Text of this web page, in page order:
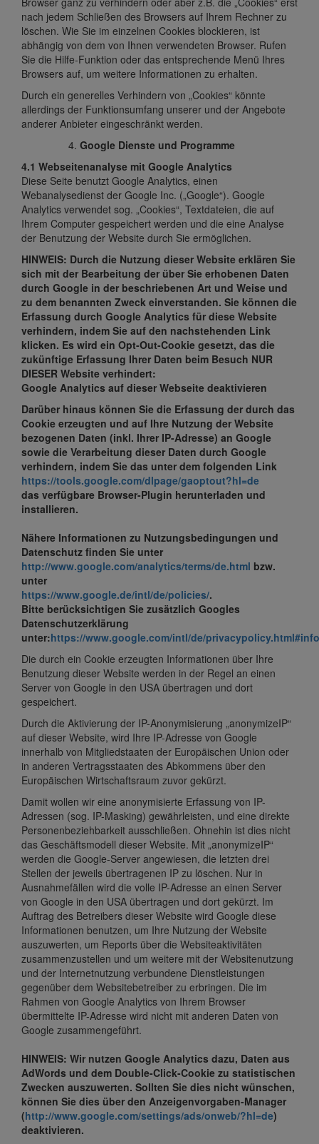
nach jedem Schließen des Browsers auf Ihrem Rechner zu
löschen. Wie Sie im einzelnen Cookies blockieren, ist
abhängig von dem von Ihnen verwendeten Browser. Rufen
Sie die Hilfe-Funktion oder das entsprechende Menü Ihres
Browsers auf, um weitere Informationen zu erhalten.
Durch ein generelles Verhindern von „Cookies“ könnte
allerdings der Funktionsumfang unserer und der Angebote
anderer Anbieter eingeschränkt werden.
Google Dienste und Programme
4.1 Webseitenanalyse mit Google Analytics
Diese Seite benutzt Google Analytics, einen
Webanalysedienst der Google Inc. („Google“). Google
Analytics verwendet sog. „Cookies“, Textdateien, die auf
Ihrem Computer gespeichert werden und die eine Analyse
der Benutzung der Website durch Sie ermöglichen.
HINWEIS: Durch die Nutzung dieser Website erklären Sie
sich mit der Bearbeitung der über Sie erhobenen Daten
durch Google in der beschriebenen Art und Weise und
zu dem benannten Zweck einverstanden. Sie können die
Erfassung durch Google Analytics für diese Website
verhindern, indem Sie auf den nachstehenden Link
klicken. Es wird ein Opt-Out-Cookie gesetzt, das die
zukünftige Erfassung Ihrer Daten beim Besuch NUR
DIESER Website verhindert:
Google Analytics auf dieser Webseite deaktivieren
Darüber hinaus können Sie die Erfassung der durch das
Cookie erzeugten und auf Ihre Nutzung der Website
bezogenen Daten (inkl. Ihrer IP-Adresse) an Google
sowie die Verarbeitung dieser Daten durch Google
verhindern, indem Sie das unter dem folgenden Link
https://tools.google.com/dlpage/gaoptout?hl=de
das verfügbare Browser-Plugin herunterladen und
installieren.
Nähere Informationen zu Nutzungsbedingungen und
Datenschutz finden Sie unter
http://www.google.com/analytics/terms/de.html bzw.
unter
https://www.google.de/intl/de/policies/.
Bitte berücksichtigen Sie zusätzlich Googles
Datenschutzerklärung
unter:https://www.google.com/intl/de/
Die durch ein Cookie erzeugten Informationen über Ihre
Benutzung dieser Website werden in der Regel an einen
Server von Google in den USA übertragen und dort
gespeichert.
Durch die Aktivierung der IP-Anonymisierung „anonymizeIP“
auf dieser Website, wird Ihre IP-Adresse von Google
innerhalb von Mitgliedstaaten der Europäischen Union oder
in anderen Vertragsstaaten des Abkommens über den
Europäischen Wirtschaftsraum zuvor gekürzt.
Damit wollen wir eine anonymisierte Erfassung von IP-
Adressen (sog. IP-Masking) gewährleisten, und eine direkte
Personenbeziehbarkeit ausschließen. Ohnehin ist dies nicht
das Geschäftsmodell dieser Website. Mit „anonymizeIP“
werden die Google-Server angewiesen, die letzten drei
Stellen der jeweils übertragenen IP zu löschen. Nur in
Ausnahmefällen wird die volle IP-Adresse an einen Server
von Google in den USA übertragen und dort gekürzt. Im
Auftrag des Betreibers dieser Website wird Google diese
Informationen benutzen, um Ihre Nutzung der Website
auszuwerten, um Reports über die Websiteaktivitäten
zusammenzustellen und um weitere mit der Websitenutzung
und der Internetnutzung verbundene Dienstleistungen
gegenüber dem Websitebetreiber zu erbringen. Die im
Rahmen von Google Analytics von Ihrem Browser
übermittelte IP-Adresse wird nicht mit anderen Daten von
Google zusammengeführt.
HINWEIS: Wir nutzen Google Analytics dazu, Daten aus
AdWords und dem Double-Click-Cookie zu statistischen
Zwecken auszuwerten. Sollten Sie dies nicht wünschen,
können Sie dies über den Anzeigenvorgaben-Manager
(http://www.google.com/settings/ads/onweb/?hl=de)
deaktivieren.